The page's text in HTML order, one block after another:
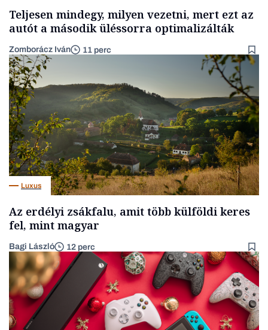
Teljesen mindegy, milyen vezetni, mert ezt az
autót a második üléssorra optimalizálták
Zomborácz Iván 11 perc
Luxus
Az erdélyi zsákfalu, amit több külföldi keres
fel, mint magyar
Bagi László 12 perc